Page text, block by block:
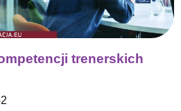
trenerskich